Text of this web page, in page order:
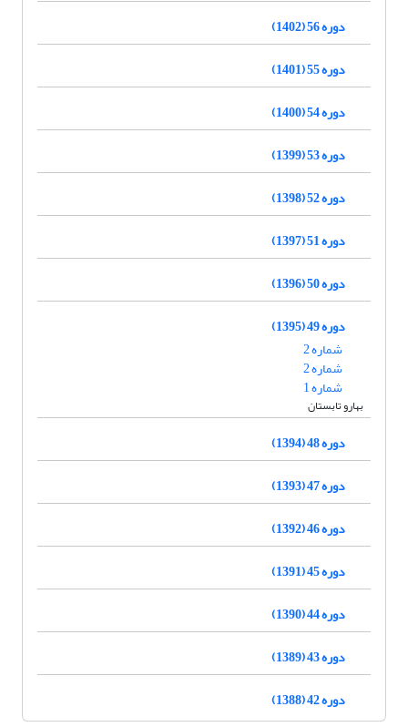
دوره 56 (1402)
دوره 55 (1401)
دوره 54 (1400)
دوره 53 (1399)
دوره 52 (1398)
دوره 51 (1397)
دوره 50 (1396)
دوره 49 (1395)
شماره 2
شماره 2
شماره 1
بهارو تابستان
دوره 48 (1394)
دوره 47 (1393)
دوره 46 (1392)
دوره 45 (1391)
دوره 44 (1390)
دوره 43 (1389)
دوره 42 (1388)